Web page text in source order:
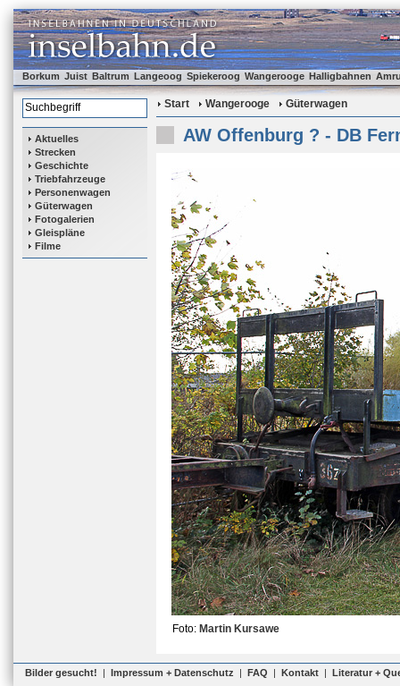
Borkum Juist Baltrum Langeoog Spiekeroog Wangerooge Halligbahnen
Aktuelles
Strecken
Geschichte
Triebfahrzeuge
Personenwagen
Güterwagen
Fotogalerien
Gleispläne
Filme
Start Wangerooge Güterwagen
AW Offenburg ? - DB
Foto: Martin Kursawe
Bilder gesucht! | Impressum + Datenschutz | FAQ | Kontakt | Literatur +